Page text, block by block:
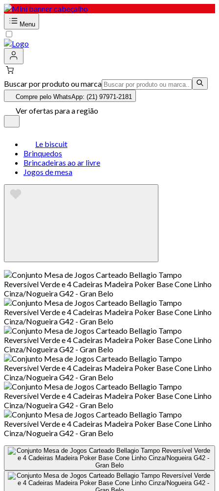
Menu
Buscar por produto ou marca
Compre pelo WhatsApp: (21) 97971-2181
Ver ofertas para a região
Le biscuit
Brinquedos
Brincadeiras ao ar livre
Jogos de mesa